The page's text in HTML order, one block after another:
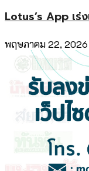
Lotus’s App เร่
พฤษภาคม 22, 2026